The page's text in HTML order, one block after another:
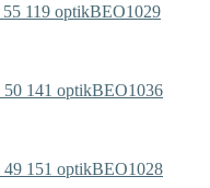
BEO1029
BEO1036
BEO1028